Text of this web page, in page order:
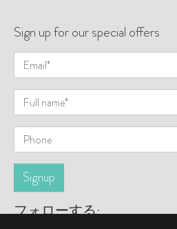
Sign up for our special offers
フォローする: